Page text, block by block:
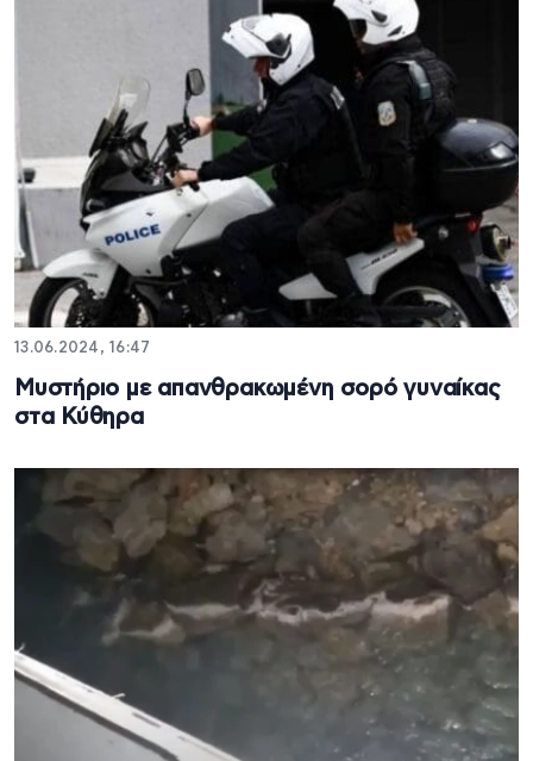
13.06.2024, 16:47
Μυστήριο με απανθρακωμένη σορό γυναίκας
στα Κύθηρα